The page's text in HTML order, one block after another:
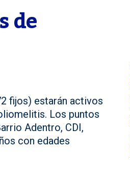
de
fijos) estarán activos
Los puntos
Adentro, CDI,
con edades